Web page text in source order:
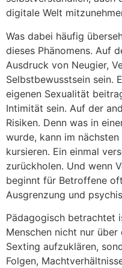
digitale Welt
Was dabei häufig
dieses Phänomens. Auf
Ausdruck von Neugier,
Selbstbewusstsein sein.
eigenen Sexualität
Intimität sein. Auf der
Risiken. Denn was in
wurde, kann im
kursieren. Ein einmal
zurückholen. Und wenn
beginnt für Betroffene
Ausgrenzung und
Pädagogisch betrachtet
Menschen nicht nur
Sexting aufzuklären,
Folgen,